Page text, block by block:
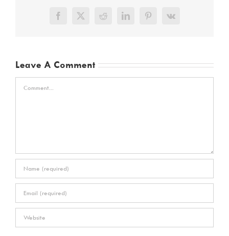
Facebook
X RedditLinkedInPinterest
Vk
Leave A Comment